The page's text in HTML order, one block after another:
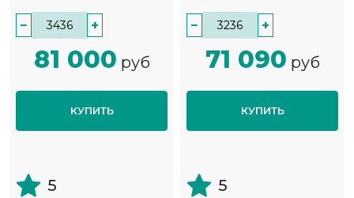
− +
81 000 руб
КУПИТЬ
5
− +
71 090 руб
КУПИТЬ
5